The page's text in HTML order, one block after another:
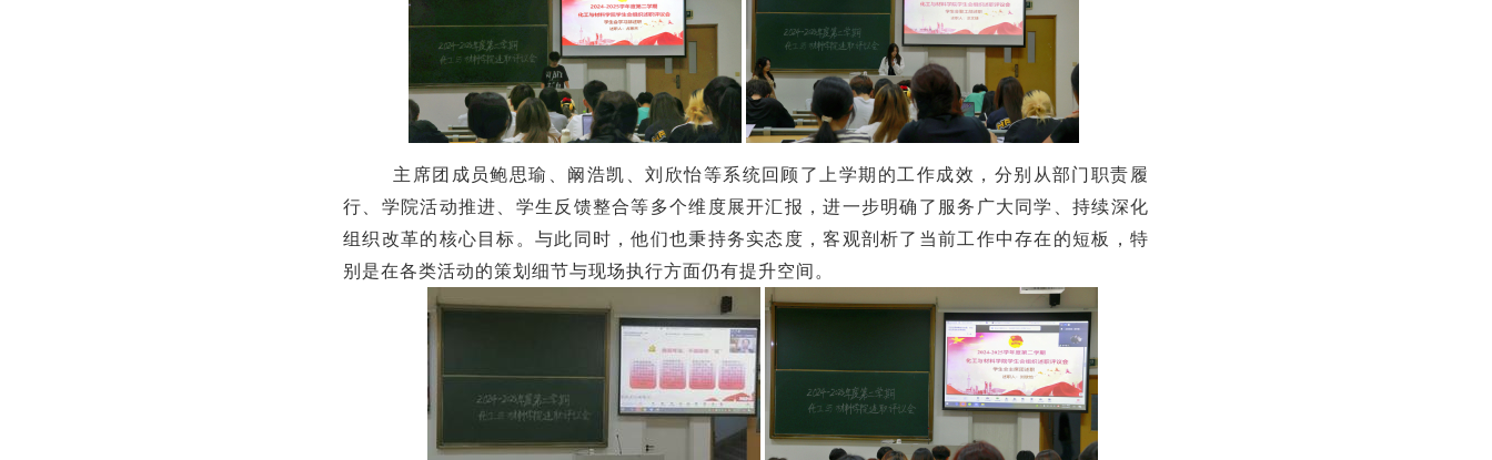
主席团成员鲍思瑜、阚浩凯、刘欣怡等系统回顾了上学期的工作成效，分别从部门职责履
行、学院活动推进、学生反馈整合等多个维度展开汇报，进一步明确了服务广大同学、持续深化
组织改革的核心目标。与此同时，他们也秉持务实态度，客观剖析了当前工作中存在的短板，特
别是在各类活动的策划细节与现场执行方面仍有提升空间。